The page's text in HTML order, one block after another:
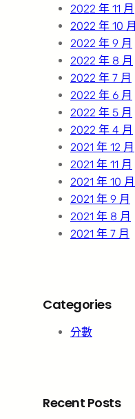
2022 年 11 月
2022 年 10 月
2022 年 9 月
2022 年 8 月
2022 年 7 月
2022 年 6 月
2022 年 5 月
2022 年 4 月
2021 年 12 月
2021 年 11 月
2021 年 10 月
2021 年 9 月
2021 年 8 月
2021 年 7 月
Categories
分數
Recent Posts